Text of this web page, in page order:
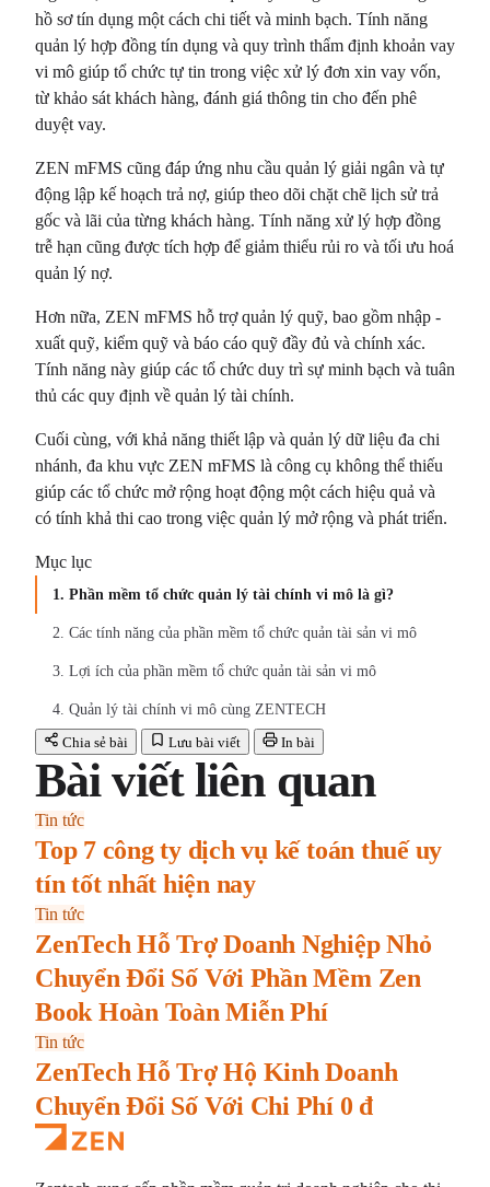
hồ sơ tín dụng một cách chi tiết và minh bạch. Tính năng
quản lý hợp đồng tín dụng và quy trình thẩm định khoản vay
vi mô giúp tổ chức tự tin trong việc xử lý đơn xin vay vốn,
từ khảo sát khách hàng, đánh giá thông tin cho đến phê
duyệt vay.
ZEN mFMS cũng đáp ứng nhu cầu quản lý giải ngân và tự
động lập kế hoạch trả nợ, giúp theo dõi chặt chẽ lịch sử trả
gốc và lãi của từng khách hàng. Tính năng xử lý hợp đồng
trễ hạn cũng được tích hợp để giảm thiểu rủi ro và tối ưu hoá
quản lý nợ.
Hơn nữa, ZEN mFMS hỗ trợ quản lý quỹ, bao gồm nhập -
xuất quỹ, kiểm quỹ và báo cáo quỹ đầy đủ và chính xác.
Tính năng này giúp các tổ chức duy trì sự minh bạch và tuân
thủ các quy định về quản lý tài chính.
Cuối cùng, với khả năng thiết lập và quản lý dữ liệu đa chi
nhánh, đa khu vực ZEN mFMS là công cụ không thể thiếu
giúp các tổ chức mở rộng hoạt động một cách hiệu quả và
có tính khả thi cao trong việc quản lý mở rộng và phát triển.
Mục lục
1. Phần mềm tổ chức quản lý tài chính vi mô là gì?
2. Các tính năng của phần mềm tổ chức quản tài sản vi mô
3. Lợi ích của phần mềm tổ chức quản tài sản vi mô
4. Quản lý tài chính vi mô cùng ZENTECH
Chia sẻ bài
Lưu bài viết In bài
Bài viết liên quan
Tin tức
Top 7 công ty dịch vụ kế toán thuế uy
tín tốt nhất hiện nay
Tin tức
ZenTech Hỗ Trợ Doanh Nghiệp Nhỏ
Chuyển Đổi Số Với Phần Mềm Zen
Book Hoàn Toàn Miễn Phí
Tin tức
ZenTech Hỗ Trợ Hộ Kinh Doanh
Chuyển Đổi Số Với Chi Phí 0 đ